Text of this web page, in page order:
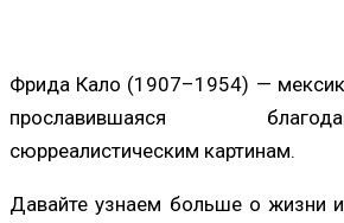
Фрида Кало (1907–1954) —
прославившаяся
сюрреалистическим картинам.
Давайте узнаем больше о жизни